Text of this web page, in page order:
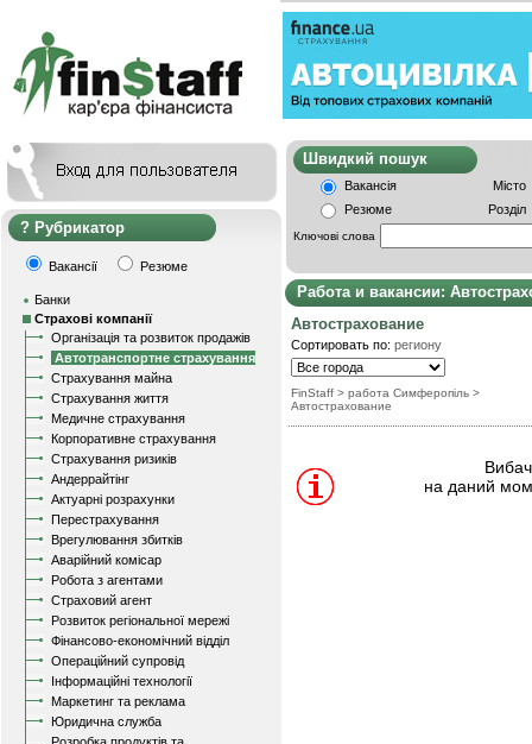
Рубрикатор
Вакансії Резюме
Банки
Страхові компанії
Організація та розвиток продажів
Автотранспортне страхування
Страхування майна
Страхування життя
Медичне страхування
Корпоративне страхування
Страхування ризиків
Андеррайтінг
Актуарні розрахунки
Перестрахування
Врегулювання збитків
Аварійний комісар
Робота з агентами
Страховий агент
Розвиток регіональної мережі
Фінансово-економічний відділ
Операційний супровід
Інформаційні технології
Маркетинг та реклама
Юридична служба
Швидкий
Вакансія
Місто
Резюме
Розділ
Ключові слова
Работа и вакансии:
Автострахование
Сортировать по: региону
FinStaff > работа Симферопіль >
Автострахование
на даний